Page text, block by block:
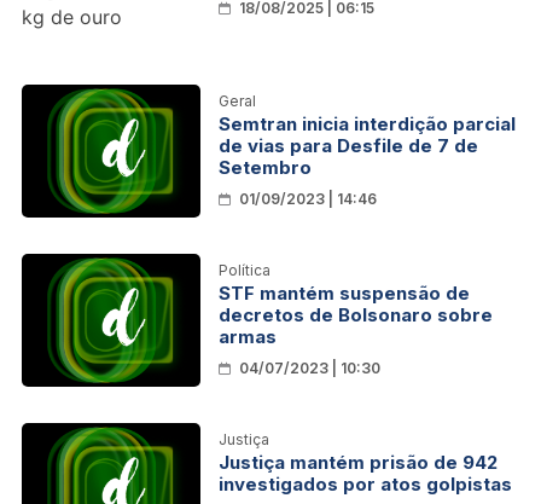
18/08/2025 | 06:15
Geral
Semtran inicia interdição parcial
de vias para Desfile de 7 de
Setembro
01/09/2023 | 14:46
Política
STF mantém suspensão de
decretos de Bolsonaro sobre
armas
04/07/2023 | 10:30
Justiça
Justiça mantém prisão de 942
investigados por atos golpistas